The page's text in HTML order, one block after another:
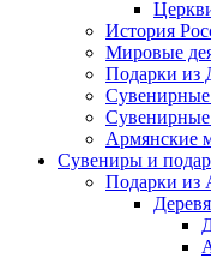
История
Мировые
Подарки из
Сувенирные
Армянские
Сувениры и
Подарки из